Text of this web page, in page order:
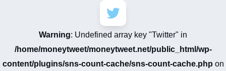
Warning: Undefined array key "Twitter" in
/home/moneytweet/moneytweet.net/public_html/wp-
content/plugins/sns-count-cache/sns-count-cache.php on